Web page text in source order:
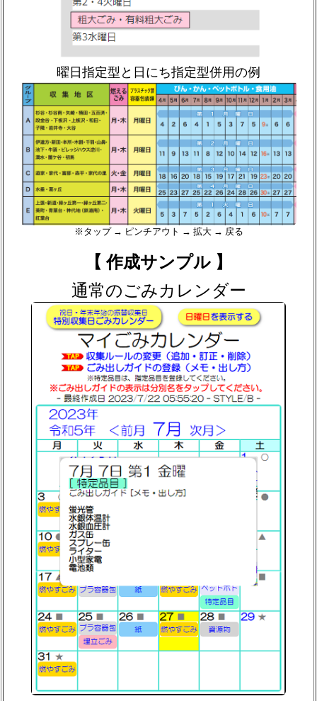
曜日指定型と日にち指定型併用の例
※タップ → ピンチアウト → 拡大 → 戻る
【 作成サンプル 】
通常のごみカレンダー